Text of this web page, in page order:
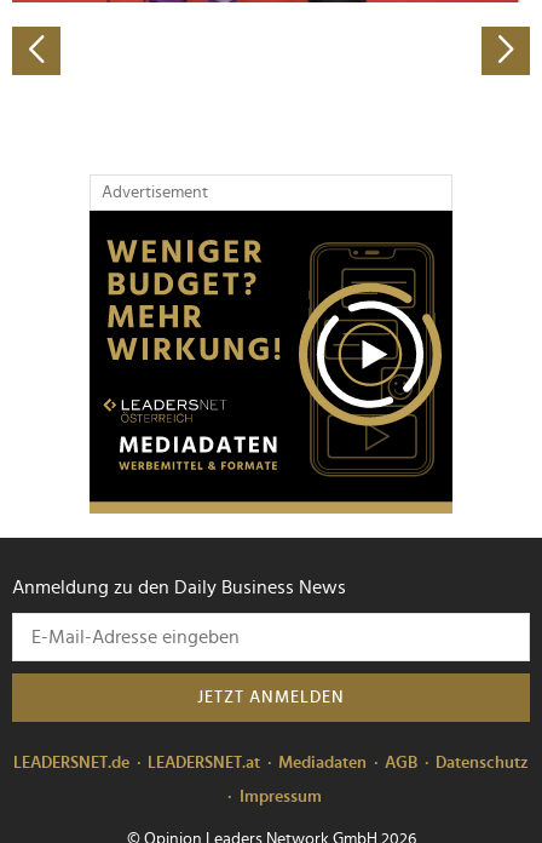
haben oder die sie im Rahmen Ihrer Nutzung der Dienste
gesammelt haben.
Advertisement
Anmeldung zu den Daily Business News
JETZT ANMELDEN
LEADERSNET.de LEADERSNET.at Mediadaten AGB
Datenschutz
Impressum